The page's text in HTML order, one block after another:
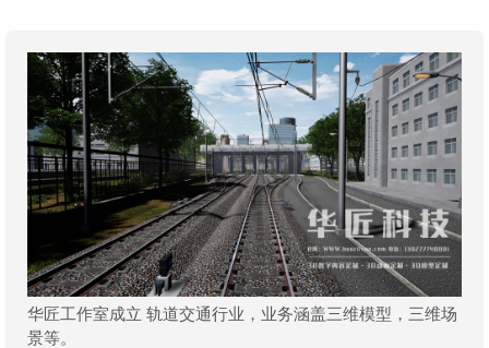
华匠工作室成立 轨道交通行业，业务涵盖三维模型，三维场
景等。